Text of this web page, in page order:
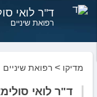
ד"ר לואי
רפואת שיניים
מדיקו > רפואת שיניים
ד"ר לואי